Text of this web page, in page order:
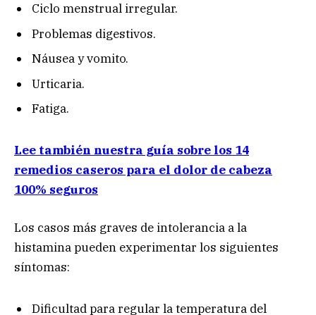
Ciclo menstrual irregular.
Problemas digestivos.
Náusea y vomito.
Urticaria.
Fatiga.
Lee también nuestra guía sobre los 14
remedios caseros para el dolor de cabeza
100% seguros
Los casos más graves de intolerancia a la
histamina pueden experimentar los siguientes
síntomas:
Dificultad para regular la temperatura del